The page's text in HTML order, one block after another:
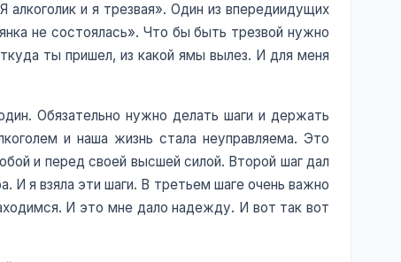
и я трезвая». Один из впередиидущих
не состоялась». Что бы быть трезвой нужно
ты пришел, из какой ямы вылез. И для меня
Обязательно нужно делать шаги и держать
и наша жизнь стала неуправляема. Это
и перед своей высшей силой. Второй шаг дал
я взяла эти шаги. В третьем шаге очень важно
И это мне дало надежду. И вот так вот